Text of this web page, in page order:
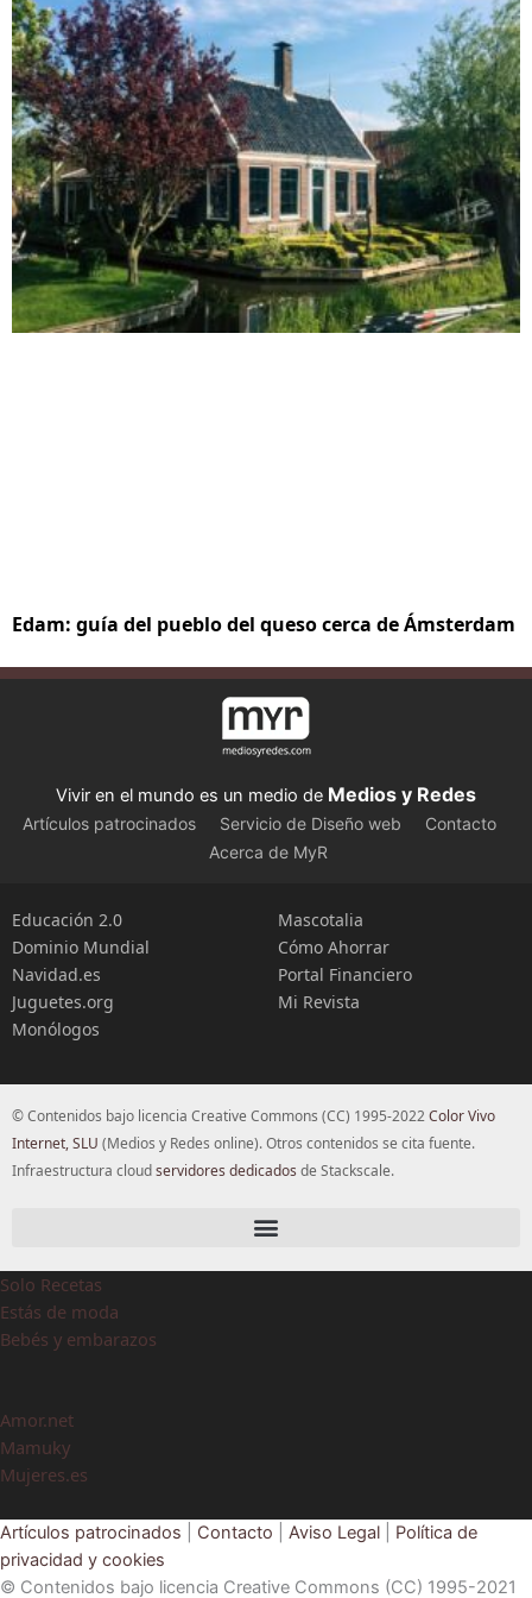
Edam: guía del pueblo del queso cerca de Ámsterdam
Vivir en el mundo es un medio de Medios y Redes
Artículos patrocinados Servicio de Diseño web
Contacto
Acerca de MyR
Educación 2.0
Dominio Mundial
Navidad.es
Juguetes.org
Monólogos
Mascotalia
Cómo Ahorrar
Portal Financiero
Mi Revista
© Contenidos bajo licencia Creative Commons (CC) 1995-2022Color Vivo
Internet, SLU (Medios y Redes online). Otros contenidos se cita fuente.
Infraestructura cloudservidores dedicados de Stackscale.
Solo Recetas
Estás de moda
Bebés y embarazos
Amor.net
Mamuky
Mujeres.es
Artículos patrocinados Contacto Aviso Legal
Política de
privacidad y cookies
© Contenidos bajo licencia Creative Commons (CC) 1995-2021